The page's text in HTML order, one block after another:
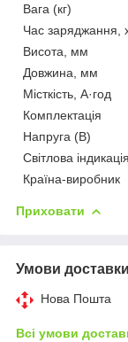
Вага (кг)
Час заряджання,
Висота, мм
Довжина, мм
Місткість, А·год
Комплектація
Напруга (В)
Світлова індикація
Країна-виробник
Приховати
Умови доставки
Нова Пошта
Всі умови